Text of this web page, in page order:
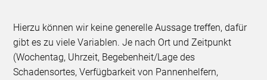
Hierzu können wir keine generelle Aussage treffen, dafür
gibt es zu viele Variablen. Je nach Ort und Zeitpunkt
(Wochentag, Uhrzeit, Begebenheit/Lage des
Schadensortes, Verfügbarkeit von Pannenhelfern,